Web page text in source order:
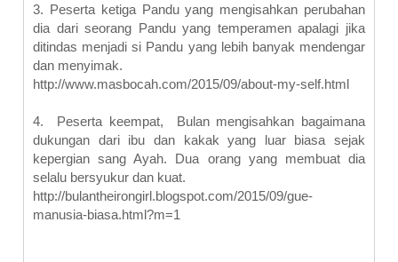
3. Peserta ketiga Pandu yang mengisahkan perubahan
dia dari seorang Pandu yang temperamen apalagi jika
ditindas menjadi si Pandu yang lebih banyak mendengar
dan menyimak.
http://www.masbocah.com/2015/09/about-my-self.html
4.
Peserta keempat, Bulan mengisahkan bagaimana
dukungan dari ibu dan kakak yang luar biasa sejak
kepergian sang Ayah. Dua orang yang membuat dia
selalu bersyukur dan kuat.
http://bulantheirongirl.blogspot.com/2015/09/gue-
manusia-biasa.html?m=1